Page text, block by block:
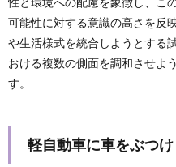
可能性に対する意識の高さを反
や生活様式を統合しようとする
おける複数の側面を調和させよ
す。
軽自動車に車をぶつ